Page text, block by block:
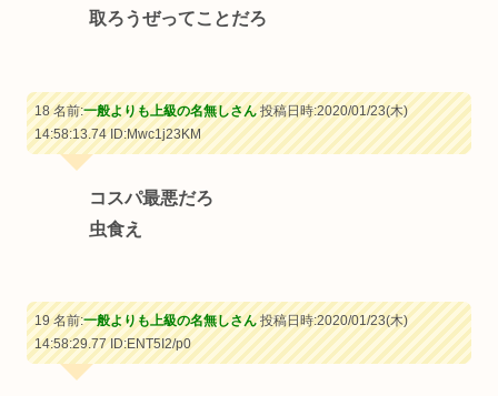
取ろうぜってことだろ
18 名前:一般よりも上級の名無しさん投稿日時:2020/01/23(木)
14:58:13.74ID:Mwc1j23KM
コスパ最悪だろ
虫食え
19 名前:一般よりも上級の名無しさん投稿日時:2020/01/23(木)
14:58:29.77ID:ENT5I2/p0